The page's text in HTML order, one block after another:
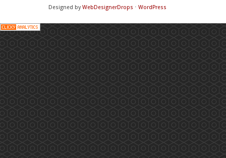
Designed byWebDesignerDrops ⋅ WordPress